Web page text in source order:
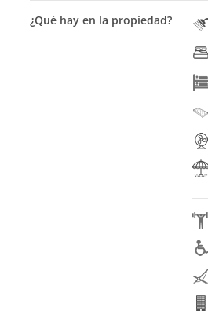
¿Qué hay en la propiedad?